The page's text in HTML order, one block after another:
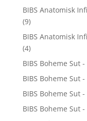
BIBS Anatomisk
(9)
BIBS Anatomisk
(4)
BIBS Boheme Sut -
BIBS Boheme Sut
BIBS Boheme Sut
BIBS Boheme Sut